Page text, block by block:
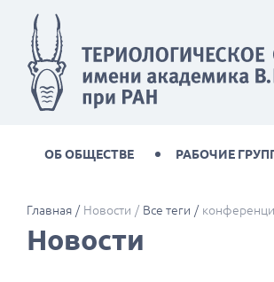
ОБ ОБЩЕСТВЕ РАБОЧИЕ
Главная Новости Все теги
Новости